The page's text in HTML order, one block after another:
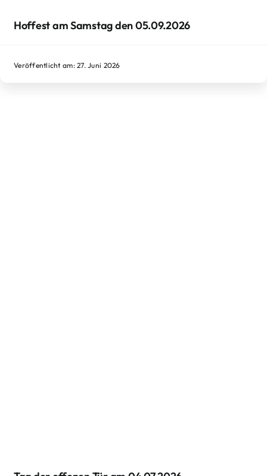
Hoffest am Samstag den 05.09.2026
Veröffentlicht am: 27. Juni 2026